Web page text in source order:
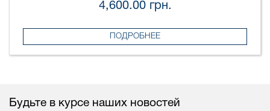
4,600.00 грн.
ПОДРОБНЕЕ
Будьте в курсе наших новостей